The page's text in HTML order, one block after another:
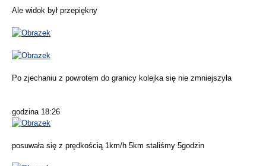
Ale widok był przepiękny
Po zjechaniu z powrotem do granicy kolejka się nie zmniejszyła
godzina 18:26
posuwała się z prędkością 1km/h 5km staliśmy 5godzin